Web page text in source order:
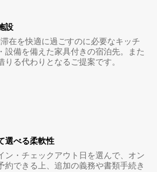
設
在を快適に過ごすのに必要なキッチ
設備を備えた家具付きの宿泊先。また
る代わりとなるご提案です。
選べる柔軟性
ン・チェックアウト日を選んで、オン
約できる上、追加の義務や書類手続き